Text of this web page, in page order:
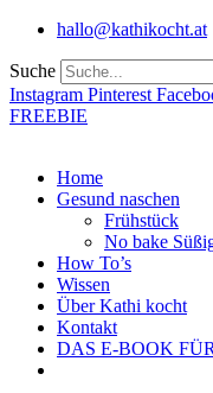
Zum
wechseln
hallo@kathikocht.at
Suche
Instagram Pinterest
FREEBIE
Home
Gesund naschen
Frühstück
No bake
How To’s
Wissen
Über Kathi kocht
Kontakt
DAS E-BOOK